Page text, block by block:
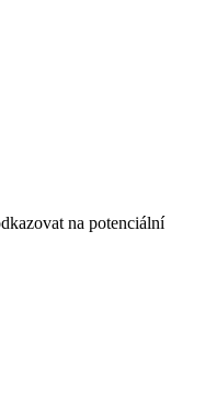
na potenciální